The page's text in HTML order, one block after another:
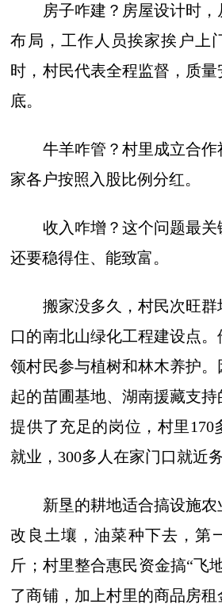
房子咋建？房屋设计时，
布局，工作人员挨家挨户上
时，村民代表全程监督，质
底。
牛羊咋管？村里成立合作
家各户按照入股比例分红。
收入咋增？这个问题最关
还要稳得住、能致富。
搬家没多久，村民次旺群
口的南北山绿化工程建设点
领村民参与植树和林木养护
起的苗圃基地、湖南援藏支持
提供了充足的岗位，村里170
就业，300多人在家门口就近务
新垦的耕地适合搞设施农
改良土壤，油菜种下去，第
斤；村里整合惠民资金搞“飞
了商铺，加上村里的商品房租